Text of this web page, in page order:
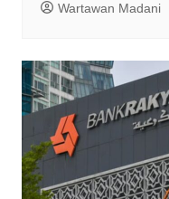
Wartawan Madani